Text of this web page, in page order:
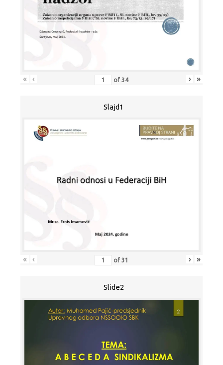
« ‹ of 34 › »
Slajd1
« ‹ of 31 › »
Slide2